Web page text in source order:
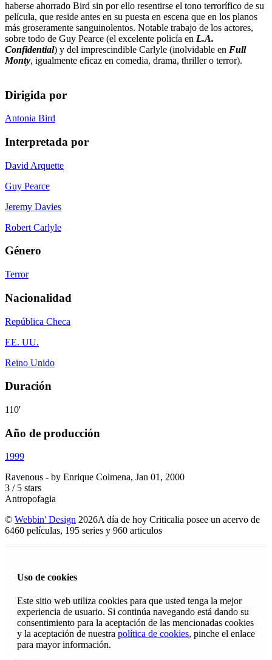
haberse ahorrado Bird sin por ello resentirse el tono terrorífico de su
película, que reside antes en su puesta en escena que en los planos
más groseramente sanguinolentos. Notable trabajo de los actores,
sobre todo de Guy Pearce (el excelente policía en L.A.
Confidential) y del imprescindible Carlyle (inolvidable en Full
Monty, igualmente eficaz en comedia, drama, thriller o terror).
Dirigida por
Antonia Bird
Interpretada por
David Arquette
Guy Pearce
Jeremy Davies
Robert Carlyle
Género
Terror
Nacionalidad
República Checa
EE. UU.
Reino Unido
Duración
110'
Año de producción
1999
Ravenous - by Enrique Colmena, Jan 01, 2000
3 / 5 stars
Antropofagia
© Webbin' Design 2026A día de hoy Criticalia posee un acervo de
6460 películas, 195 series y 960 articulos
Uso de cookies
Este sitio web utiliza cookies para que usted tenga la mejor
experiencia de usuario. Si continúa navegando está dando su
consentimiento para la aceptación de las mencionadas cookies
y la aceptación de nuestra política de cookies, pinche el enlace
para mayor información.